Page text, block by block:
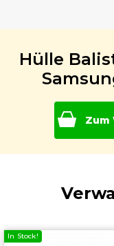
Hülle
Zum
In Stock!